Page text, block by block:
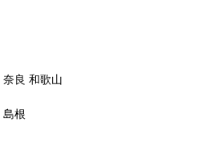
奈良 和歌山
島根